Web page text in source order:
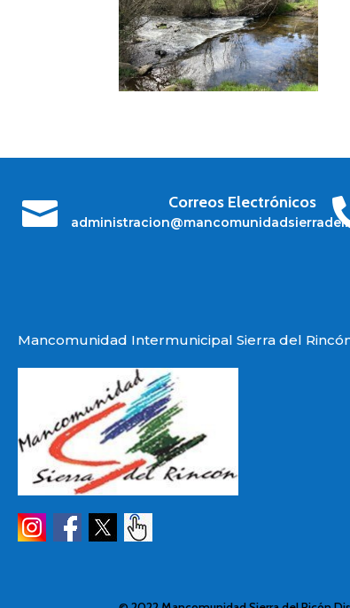
 Correos Electrónicos
Mancomunidad Intermunicipal Sierra del